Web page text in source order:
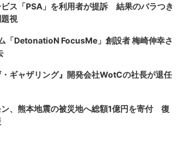
ビス「PSA」を利用者が提訴 結果のバラつき
視
「DetonatioN FocusMe」創設者 梅崎伸幸さ
・ギャザリング』開発会社WotCの社長が退任
、熊本地震の被災地へ総額1億円を寄付 復